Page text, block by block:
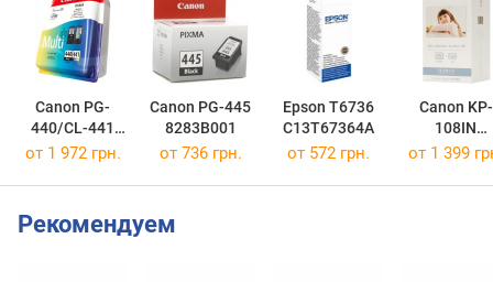
Canon PG-
440/CL-441
MULTI
Canon PG-445
8283B001
Epson T6736
C13T67364A
Canon KP-
108IN
3115B001
от 1 972 грн. от 736 грн. от 572 грн. от 1 399
Рекомендуем